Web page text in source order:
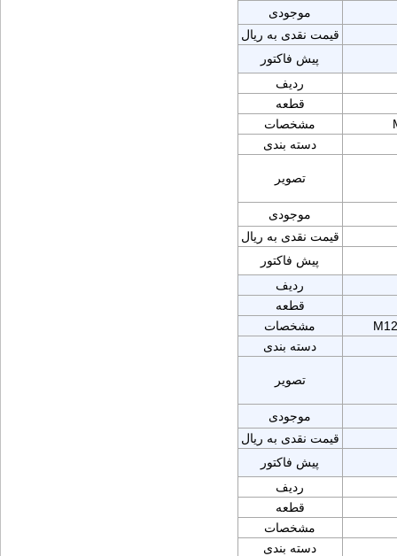
موجودی
قیمت نقدی به ریال
پیش فاکتور
ردیف
قطعه
مشخصات
دسته بندی
تصویر
موجودی
قیمت نقدی به ریال
پیش فاکتور
ردیف
قطعه
مشخصات
دسته بندی
تصویر
موجودی
قیمت نقدی به ریال
پیش فاکتور
ردیف
قطعه
مشخصات
دسته بندی